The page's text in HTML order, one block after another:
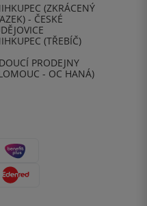
(ZKRÁCENÝ
- ČESKÉ
(TŘEBÍČ)
PRODEJNY
- OC HANÁ)